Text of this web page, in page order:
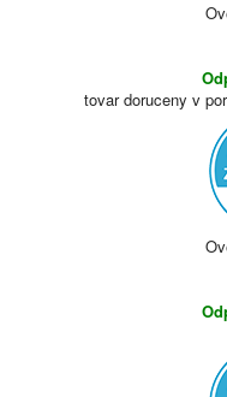
tovar doruceny v